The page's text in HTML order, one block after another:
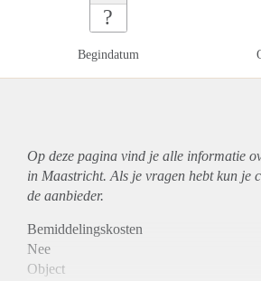
?
Begindatum
Op deze pagina vind je alle informatie
in Maastricht. Als je vragen hebt kun je
de aanbieder.
Bemiddelingskosten
Nee
Object